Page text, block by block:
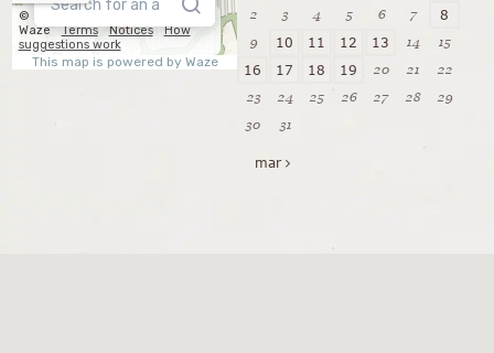
2 3 4 5 6 7 8
9 10 11 12 13 14 15
16 17 18 19 20 21
22
23
24 25 26 27 28
29
30
31
mar